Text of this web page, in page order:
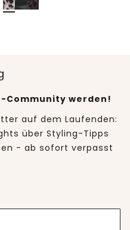
Community werden!
auf dem Laufenden:
über Styling-Tipps
- ab sofort verpasst